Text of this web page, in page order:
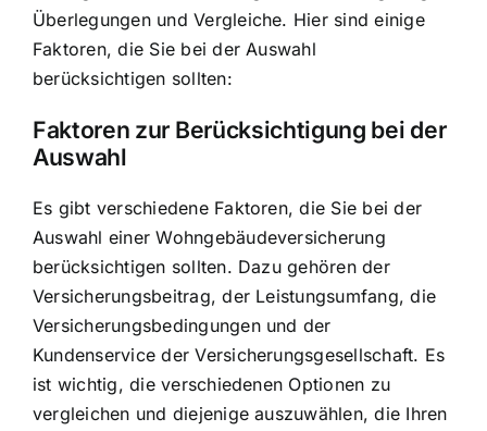
Überlegungen und Vergleiche. Hier sind einige
Faktoren, die Sie bei der Auswahl
berücksichtigen sollten:
Faktoren zur Berücksichtigung bei der
Auswahl
Es gibt verschiedene Faktoren, die Sie bei der
Auswahl einer Wohngebäudeversicherung
berücksichtigen sollten. Dazu gehören der
Versicherungsbeitrag, der Leistungsumfang, die
Versicherungsbedingungen und der
Kundenservice der Versicherungsgesellschaft. Es
ist wichtig, die verschiedenen Optionen zu
vergleichen und diejenige auszuwählen, die Ihren